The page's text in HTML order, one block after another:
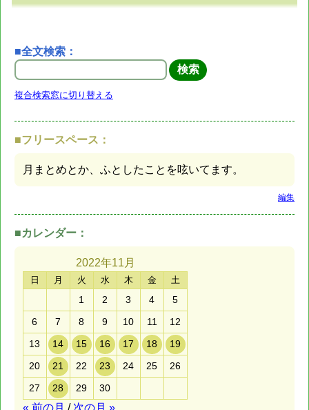
■全文検索：
複合検索窓に切り替える
■フリースペース：
月まとめとか、ふとしたことを呟いてます。
編集
■カレンダー：
2022年11月
日 月 火 水 木 金 土
1 2 3 4
5
6
7 8 9 10 11
12
13
14 15 16 17 18
19
20
21 22 23 24 25
26
27
28 29 30